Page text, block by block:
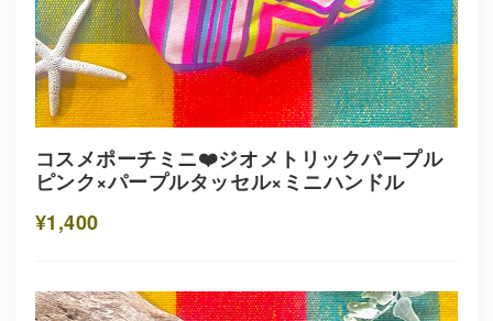
コスメポーチミニ❤️ジオメトリックパープル
ピンク×パープルタッセル×ミニハンドル
¥1,400